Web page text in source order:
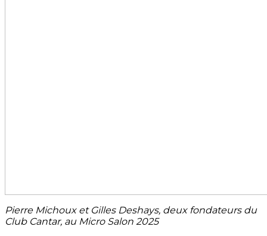
Pierre Michoux et Gilles Deshays, deux fondateurs du
Club Cantar, au Micro Salon 2025